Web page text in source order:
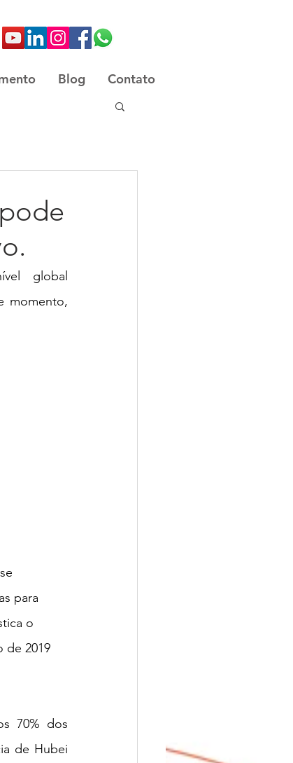
Blog Contato
global
momento,
para
o
de 2019
70% dos
de Hubei